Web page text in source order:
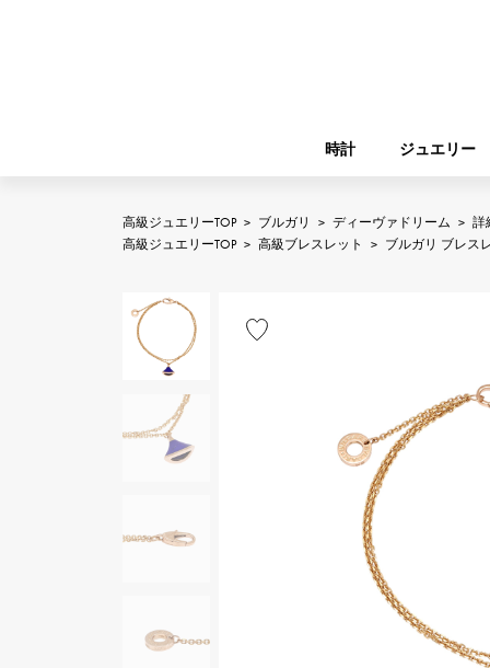
時計 ジュエリー
ROLEX
A.LANGE & SOHNE
フランク・ミュラー
AUDEMARS PIGUET
YUKIZAKI ジュエリー
REGALIA
バーキン
高級ジュエリーTOP > ブルガリ > ディーヴァドリーム > 詳
高級ジュエリーTOP > 高級ブレスレット > ブルガリ ブレス